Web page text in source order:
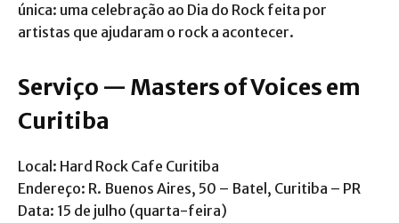
única: uma celebração ao Dia do Rock feita por
artistas que ajudaram o rock a acontecer.
Serviço — Masters of Voices em
Curitiba
Local: Hard Rock Cafe Curitiba
Endereço: R. Buenos Aires, 50 – Batel, Curitiba – PR
Data: 15 de julho (quarta-feira)